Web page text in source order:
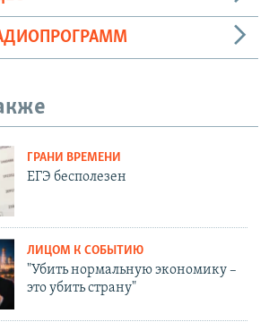
ГРАНИ ВРЕМЕНИ
ЕГЭ бесполезен
ЛИЦОМ К СОБЫТИЮ
"Убить нормальную экономику –
это убить страну"